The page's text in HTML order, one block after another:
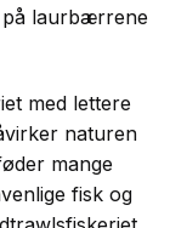
på laurbærrene
med lettere
naturen
mange
fisk og